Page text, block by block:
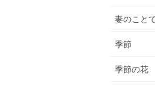
妻のこと
季節
季節の花